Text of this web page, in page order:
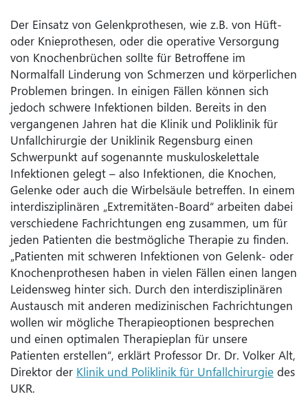
Der Einsatz von Gelenkprothesen, wie z.B. von Hüft-
oder Knieprothesen, oder die operative Versorgung
von Knochenbrüchen sollte für Betroffene im
Normalfall Linderung von Schmerzen und körperlichen
Problemen bringen. In einigen Fällen können sich
jedoch schwere Infektionen bilden. Bereits in den
vergangenen Jahren hat die Klinik und Poliklinik für
Unfallchirurgie der Uniklinik Regensburg einen
Schwerpunkt auf sogenannte muskuloskelettale
Infektionen gelegt – also Infektionen, die Knochen,
Gelenke oder auch die Wirbelsäule betreffen. In einem
interdisziplinären „Extremitäten-Board“ arbeiten dabei
verschiedene Fachrichtungen eng zusammen, um für
jeden Patienten die bestmögliche Therapie zu finden.
„Patienten mit schweren Infektionen von Gelenk- oder
Knochenprothesen haben in vielen Fällen einen langen
Leidensweg hinter sich. Durch den interdisziplinären
Austausch mit anderen medizinischen Fachrichtungen
wollen wir mögliche Therapieoptionen besprechen
und einen optimalen Therapieplan für unsere
Patienten erstellen“, erklärt Professor Dr. Dr. Volker Alt,
Direktor der Klinik und Poliklinik für Unfallchirurgie des
UKR.